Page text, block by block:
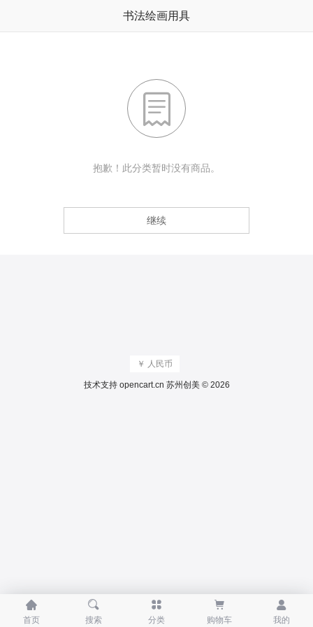
书法绘画用具

抱歉！此分类暂时没有商品。
继续
￥ 人民币
技术支持 opencart.cn 苏州创美 © 2026

首页

搜索

分类

购物车

我的